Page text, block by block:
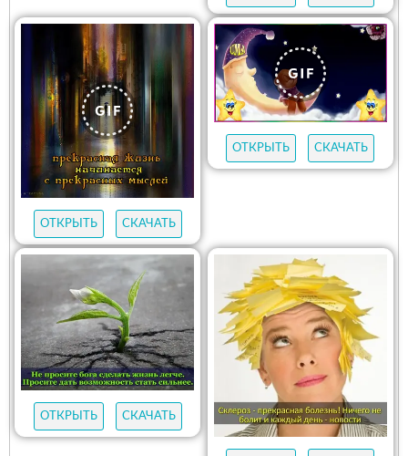
ОТКРЫТЬ СКАЧАТЬ
ОТКРЫТЬ СКАЧАТЬ
ОТКРЫТЬ СКАЧАТЬ